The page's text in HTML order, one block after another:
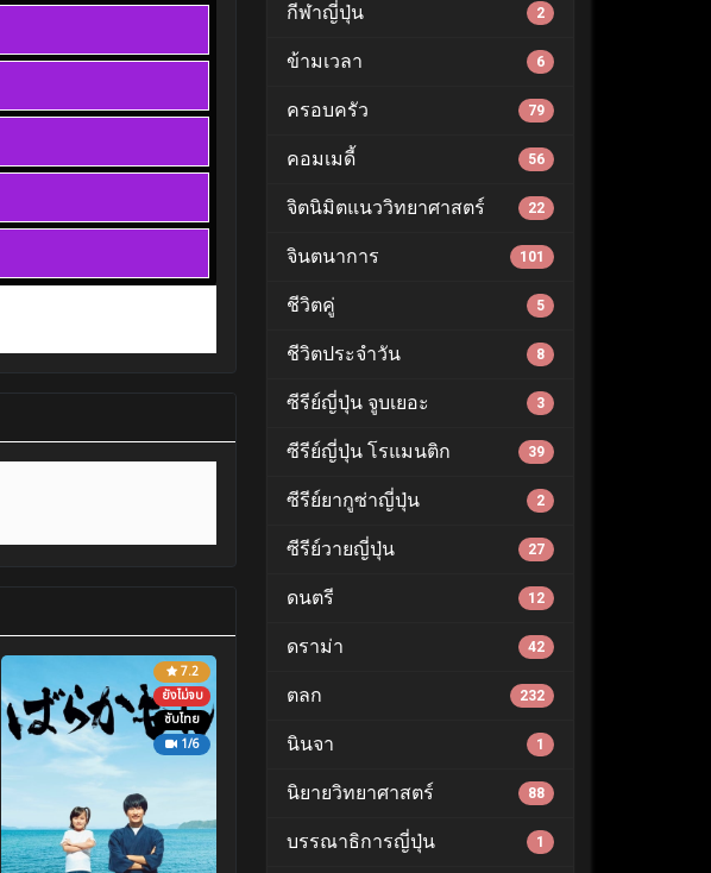
7.2
ยังไม่จบ
ซับไทย
1/6
กีฬาญี่ปุ่น 2
ข้ามเวลา 6
ครอบครัว 79
คอมเมดี้ 56
จิตนิมิตแนววิทยาศาสตร์ 22
จินตนาการ 101
ชีวิตคู่ 5
ชีวิตประจำวัน 8
ซีรีย์ญี่ปุ่น จูบเยอะ 3
ซีรีย์ญี่ปุ่น โรแมนติก 39
ซีรีย์ยากูซ่าญี่ปุ่น 2
ซีรีย์วายญี่ปุ่น 27
ดนตรี 12
ดราม่า 42
ตลก 232
นินจา 1
นิยายวิทยาศาสตร์ 88
บรรณาธิการญี่ปุ่น 1